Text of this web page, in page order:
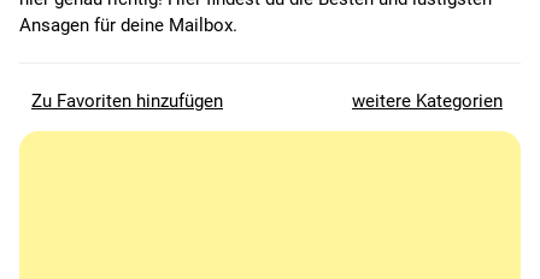
Ansagen für deine Mailbox.
Zu Favoriten hinzufügen weitere Kategorien